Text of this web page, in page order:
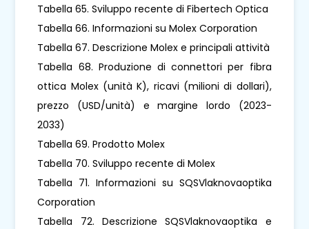
Tabella 65. Sviluppo recente di Fibertech Optica
Tabella 66. Informazioni su Molex Corporation
Tabella 67. Descrizione Molex e principali attività
Tabella 68. Produzione di connettori per fibra
ottica Molex (unità K), ricavi (milioni di dollari),
prezzo (USD/unità) e margine lordo (2023-
2033)
Tabella 69. Prodotto Molex
Tabella 70. Sviluppo recente di Molex
Tabella 71. Informazioni su SQSVlaknovaoptika
Corporation
Tabella 72. Descrizione SQSVlaknovaoptika e